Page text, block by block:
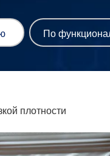
По
плотности